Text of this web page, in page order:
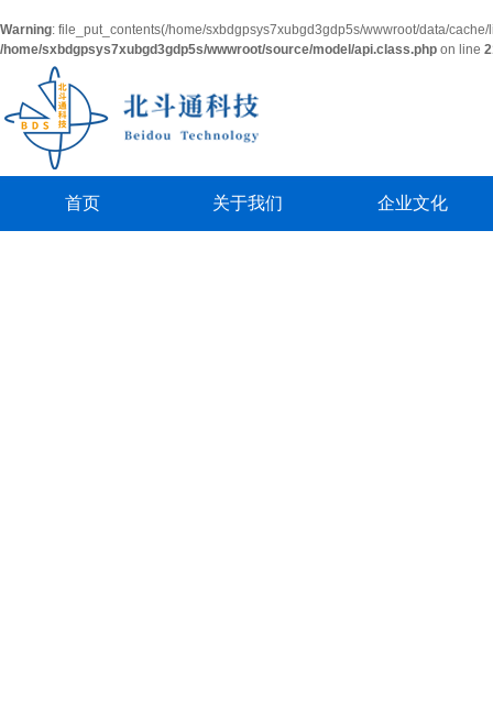
Warning: file_put_contents(/home/sxbdgpsys7xubgd3gdp5s/wwwroot/data/
/home/sxbdgpsys7xubgd3gdp5s/wwwroot/source/model/api.class.php on line
首页 关于我们 企业文化